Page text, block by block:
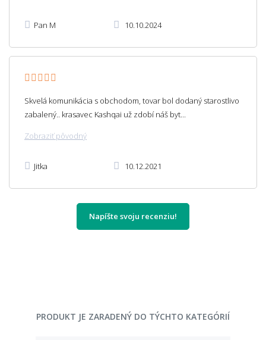
Pan M 10.10.2024
Skvelá komunikácia s obchodom, tovar bol dodaný starostlivo
zabalený.. krasavec Kashqai už zdobí náš byt...
Zobraziť pôvodný
Jitka 10.12.2021
Napíšte svoju recenziu!
PRODUKT JE ZARADENÝ DO TÝCHTO KATEGÓRIÍ